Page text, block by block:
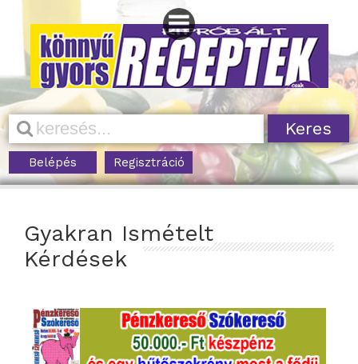
Belépés Regisztráció
Gyakran Ismételt
Kérdések